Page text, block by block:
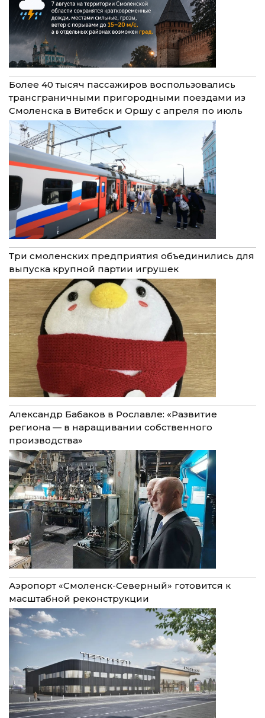
Более 40 тысяч пассажиров воспользовались
трансграничными пригородными поездами из
Смоленска в Витебск и Оршу с апреля по июль
Три смоленских предприятия объединились для
выпуска крупной партии игрушек
Александр Бабаков в Рославле: «Развитие
региона — в наращивании собственного
производства»
Аэропорт «Смоленск-Северный» готовится к
масштабной реконструкции